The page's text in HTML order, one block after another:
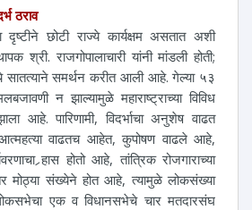
ठराव
दृष्टीने छोटी राज्ये कार्यक्षम असतात अशी
श्री. राजगोपालाचारी यांनी मांडली होती;
समर्थन करीत आली आहे. गेल्या ५३
न झाल्यामुळे महाराष्ट्राच्या विविध
आहे. पारिणामी, विदर्भाचा अनुशेष वाढत
वाढतच आहेत, कुपोषण वाढले आहे,
र्‍हास होतो आहे, तांत्रिक रोजगाराच्या
मोठ्या संख्येने होत आहे, त्यामुळे लोकसंख्या
एक व विधानसभेचे चार मतदारसंघ